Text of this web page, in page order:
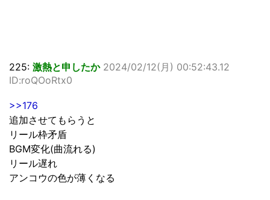
225: 激熱と申したか 2024/02/12(月) 00:52:43.12
ID:roQOoRtx0
>>176
追加させてもらうと
リール枠矛盾
BGM変化(曲流れる)
リール遅れ
アンコウの色が薄くなる